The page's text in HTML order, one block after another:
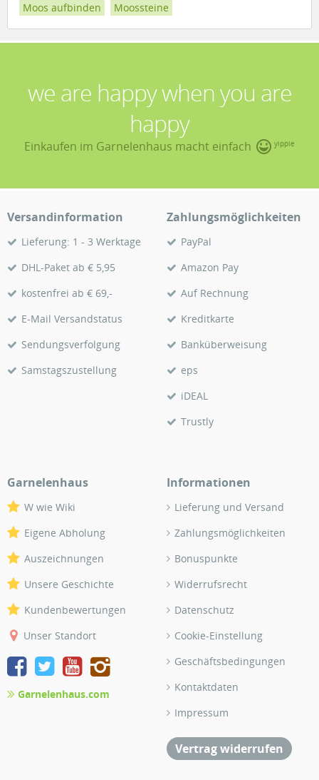
Moos aufbinden
Moossteine
we are happy when you are
happy
Einkaufen im Garnelenhaus macht einfach yippie
Versandinformation
Lieferung: 1 - 3 Werktage
DHL-Paket ab € 5,95
kostenfrei ab € 69,-
E-Mail Versandstatus
Sendungsverfolgung
Samstagszustellung
Zahlungsmöglichkeiten
PayPal
Amazon Pay
Auf Rechnung
Kreditkarte
Banküberweisung
eps
iDEAL
Trustly
Garnelenhaus
W wie Wiki
Eigene Abholung
Auszeichnungen
Unsere Geschichte
Kundenbewertungen
Unser Standort
Garnelenhaus.com
Informationen
Lieferung und Versand
Zahlungsmöglichkeiten
Bonuspunkte
Widerrufsrecht
Datenschutz
Cookie-Einstellung
Geschäftsbedingungen
Kontaktdaten
Impressum
Vertrag widerrufen